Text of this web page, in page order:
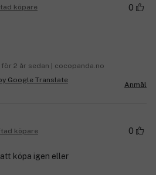
köpare 0
2 år sedan | cocopanda.no
Anmäl
köpare 0
köpa igen eller